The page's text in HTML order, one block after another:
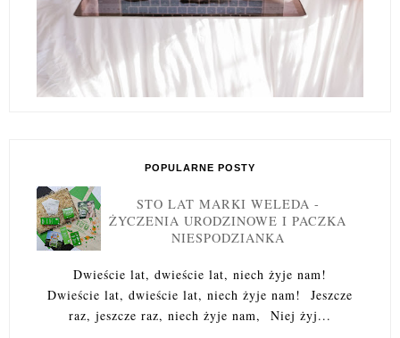
POPULARNE POSTY
STO LAT MARKI WELEDA -
ŻYCZENIA URODZINOWE I PACZKA
NIESPODZIANKA
Dwieście lat, dwieście lat, niech żyje nam!
Dwieście lat, dwieście lat, niech żyje nam! Jeszcze
raz, jeszcze raz, niech żyje nam, Niej żyj...